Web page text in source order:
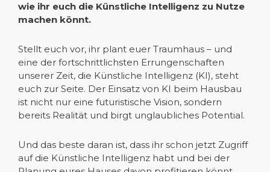
wie ihr euch die Künstliche Intelligenz zu Nutze
machen könnt.
Stellt euch vor, ihr plant euer Traumhaus – und
eine der fortschrittlichsten Errungenschaften
unserer Zeit, die Künstliche Intelligenz (KI), steht
euch zur Seite. Der Einsatz von KI beim Hausbau
ist nicht nur eine futuristische Vision, sondern
bereits Realität und birgt unglaubliches Potential.
Und das beste daran ist, dass ihr schon jetzt Zugriff
auf die Künstliche Intelligenz habt und bei der